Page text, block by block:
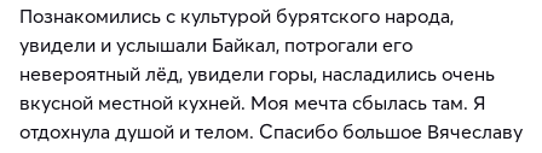
Познакомились с культурой бурятского народа,
увидели и услышали Байкал, потрогали его
невероятный лёд, увидели горы, насладились очень
вкусной местной кухней. Моя мечта сбылась там. Я
отдохнула душой и телом. Спасибо большое Вячеславу